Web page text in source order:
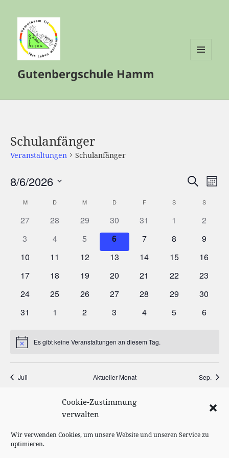
Cookie-Zustimmung
verwalten
Wir verwenden Cookies, um unsere Website und unseren Service zu
optimieren.
Gutenbergschule Hamm
Schulanfänger
Veranstaltungen Schulanfänger
SUCHE
8/6/2026
wählen.
Kalender
von
MMONTAG D DIENSTAGM MITTWOCH
DDONNERSTAG
FFREITAG S SAMSTAGS
27 28 29 30 31 1
2
3
4 5 6 7 8
9
10
11 12 13 14 15
16
17
18 19 20 21 22
23
24
25 26 27 28 29
30
31
1 2 3 4 5 6
HinweisEs gibt keine Veranstaltungen an diesem Tag.
Juli Aktueller Monat Sep.
KALENDER ABONNIEREN